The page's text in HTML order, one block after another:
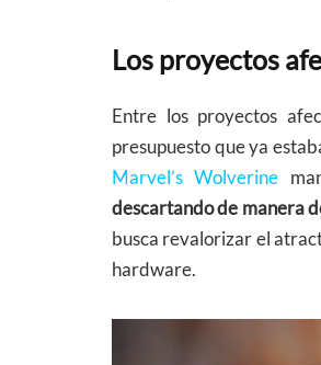
Los proyectos
Entre los proyectos
presupuesto que ya
Marvel’s Wolverine
descartando de manera
busca revalorizar el
hardware.